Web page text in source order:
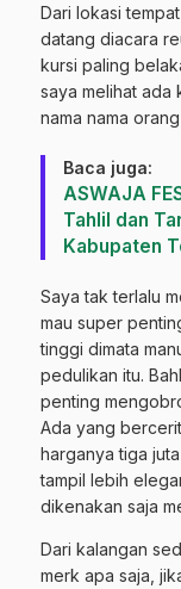
Dari lokasi
datang diacara
kursi paling
saya melihat ada
nama nama
Baca juga:
ASWAJA
Tahlil dan
Kabupaten
Saya tak terlalu
mau super
tinggi dimata
pedulikan itu.
penting
Ada yang
harganya tiga
tampil lebih
dikenakan saja
Dari kalangan
merk apa saja,